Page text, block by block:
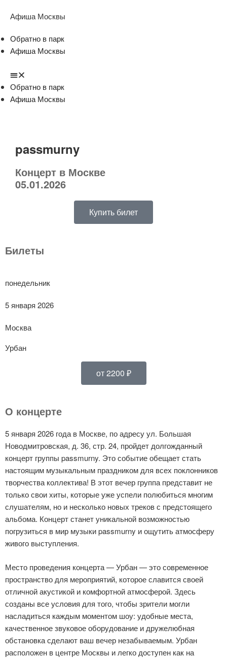
Афиша Москвы
Обратно в парк
Афиша Москвы
Обратно в парк
Афиша Москвы
passmurny
Концерт в Москве
05.01.2026
Купить билет
Билеты
понедельник
5 января 2026
Москва
Урбан
от 2200 ₽
О концерте
5 января 2026 года в Москве, по адресу ул. Большая
Новодмитровская, д. 36, стр. 24, пройдет долгожданный
концерт группы passmurny. Это событие обещает стать
настоящим музыкальным праздником для всех поклонников
творчества коллектива! В этот вечер группа представит не
только свои хиты, которые уже успели полюбиться многим
слушателям, но и несколько новых треков с предстоящего
альбома. Концерт станет уникальной возможностью
погрузиться в мир музыки passmurny и ощутить атмосферу
живого выступления.
Место проведения концерта — Урбан — это современное
пространство для мероприятий, которое славится своей
отличной акустикой и комфортной атмосферой. Здесь
созданы все условия для того, чтобы зрители могли
насладиться каждым моментом шоу: удобные места,
качественное звуковое оборудование и дружелюбная
обстановка сделают ваш вечер незабываемым. Урбан
расположен в центре Москвы и легко доступен как на